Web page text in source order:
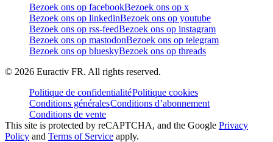
Bezoek ons op facebookBezoek ons op x
Bezoek ons op linkedinBezoek ons op youtube
Bezoek ons op rss-feedBezoek ons op instagram
Bezoek ons op mastodonBezoek ons op telegram
Bezoek ons op blueskyBezoek ons op threads
© 2026 Euractiv FR. All rights reserved.
Politique de confidentialitéPolitique cookies
Conditions généralesConditions d’abonnement
Conditions de vente
This site is protected by reCAPTCHA, and the Google Privacy
Policy and Terms of Service apply.